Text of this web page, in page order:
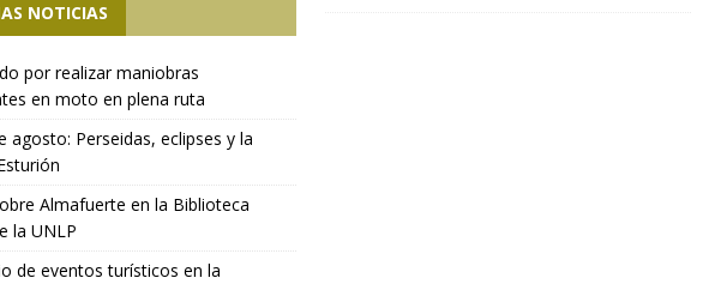
NOTICIAS
por realizar maniobras
en moto en plena ruta
agosto: Perseidas, eclipses y la
Almafuerte en la Biblioteca
la UNLP
de eventos turísticos en la